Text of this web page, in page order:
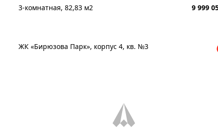
3-комнатная, 82,83 м2 9 999
ЖК «Бирюзова Парк», корпус 4, кв. №3